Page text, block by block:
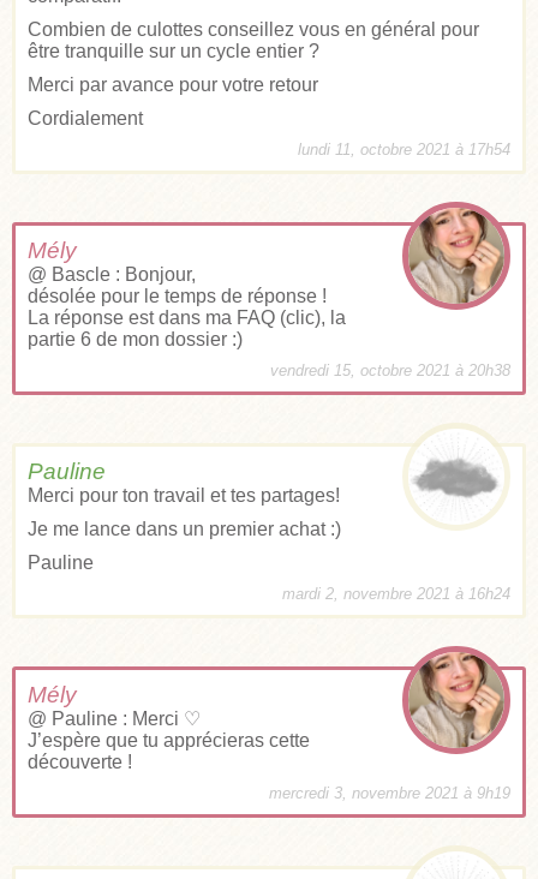
Combien de culottes conseillez vous en général pour
être tranquille sur un cycle entier ?
Merci par avance pour votre retour
Cordialement
lundi 11, octobre 2021 à 17h54
Mély
@ Bascle : Bonjour,
désolée pour le temps de réponse !
La réponse est dans ma FAQ (clic), la
partie 6 de mon dossier :)
vendredi 15, octobre 2021 à 20h38
Pauline
Merci pour ton travail et tes partages!
Je me lance dans un premier achat :)
Pauline
mardi 2, novembre 2021 à 16h24
Mély
@ Pauline : Merci ♡
J’espère que tu apprécieras cette
découverte !
mercredi 3, novembre 2021 à 9h19